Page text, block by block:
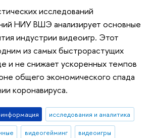
исследований
НИУ ВШЭ анализирует основные
индустрии видеоигр. Этот
из самых быстрорастущих
и не снижает ускоренных темпов
общего экономического спада
коронавируса.
исследования и аналитика
видеогейминг видеоигры